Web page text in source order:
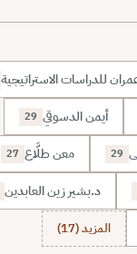
للدراسات الاستراتيجية
أيمن الدسوقي 29
29 معن طلَّاع 27
د.بشير زين العابدين
المزيد (17)